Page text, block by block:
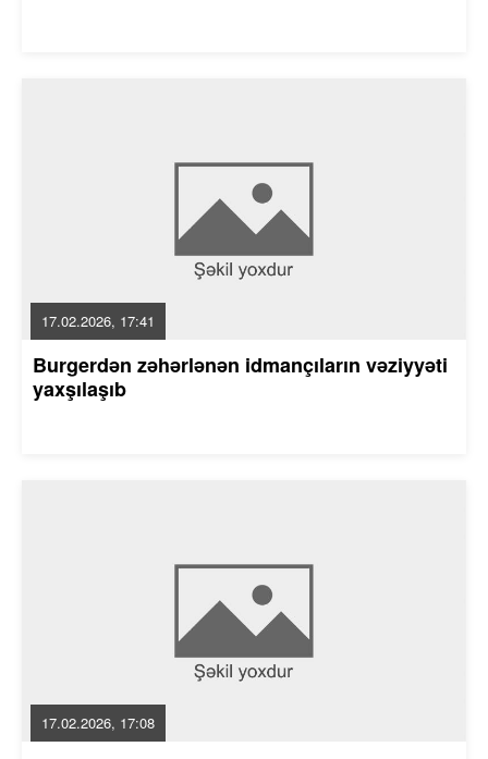
17.02.2026, 17:41
Burgerdən zəhərlənən idmançıların vəziyyəti
yaxşılaşıb
17.02.2026, 17:08